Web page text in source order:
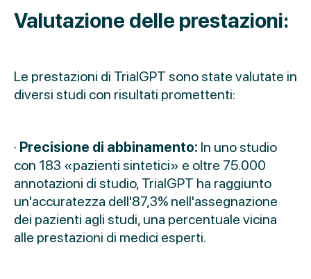
Valutazione delle prestazioni:
Le prestazioni di TrialGPT sono state valutate in
diversi studi con risultati promettenti:
· Precisione di abbinamento: In uno studio
con 183 «pazienti sintetici» e oltre 75.000
annotazioni di studio, TrialGPT ha raggiunto
un'accuratezza dell'87,3% nell'assegnazione
dei pazienti agli studi, una percentuale vicina
alle prestazioni di medici esperti.